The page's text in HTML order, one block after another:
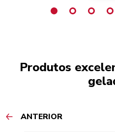
Produtos
ANTERIOR